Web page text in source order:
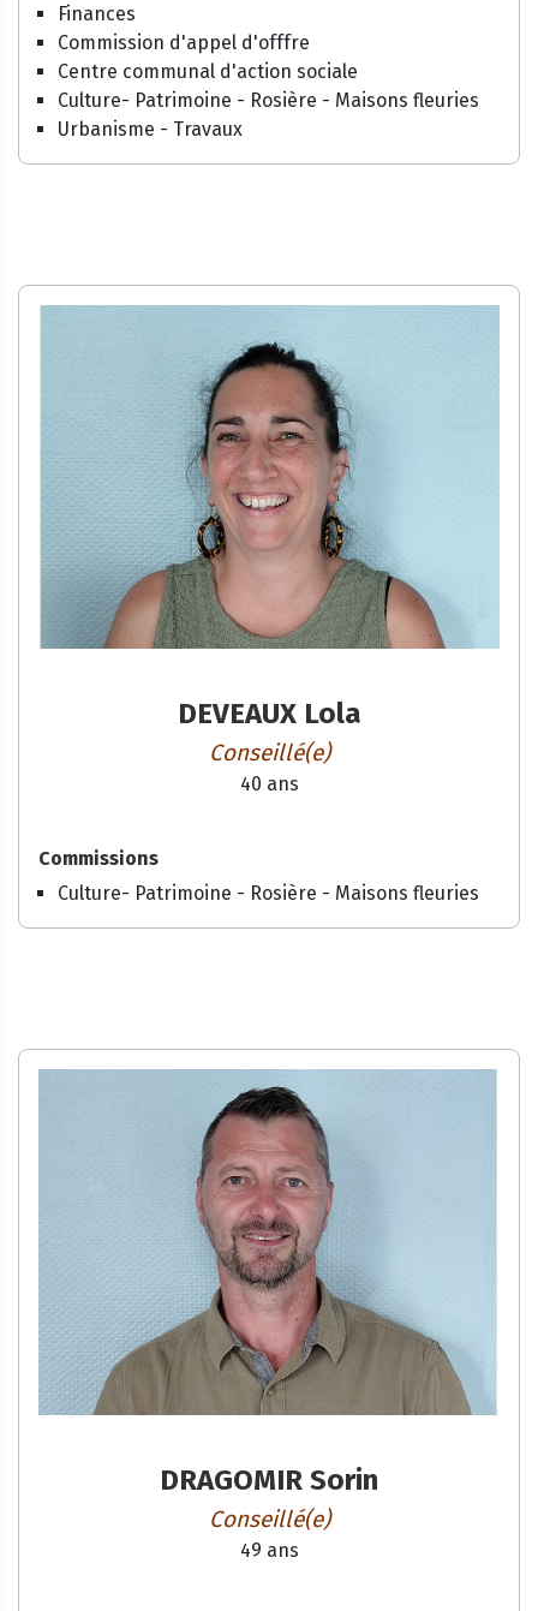
Finances
Commission d'appel d'offfre
Centre communal d'action sociale
Culture- Patrimoine - Rosière - Maisons fleuries
Urbanisme - Travaux
DEVEAUX Lola
Conseillé(e)
40 ans
Commissions
Culture- Patrimoine - Rosière - Maisons fleuries
DRAGOMIR Sorin
Conseillé(e)
49 ans